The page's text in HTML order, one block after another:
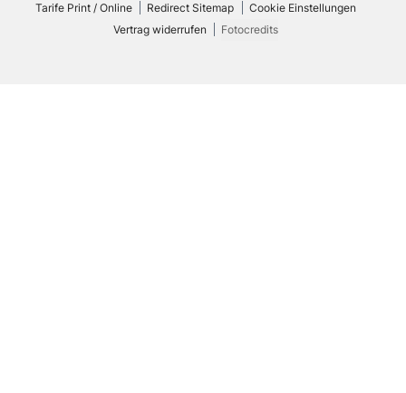
Tarife Print / Online
Redirect Sitemap
Cookie Einstellungen
Vertrag widerrufen
Fotocredits